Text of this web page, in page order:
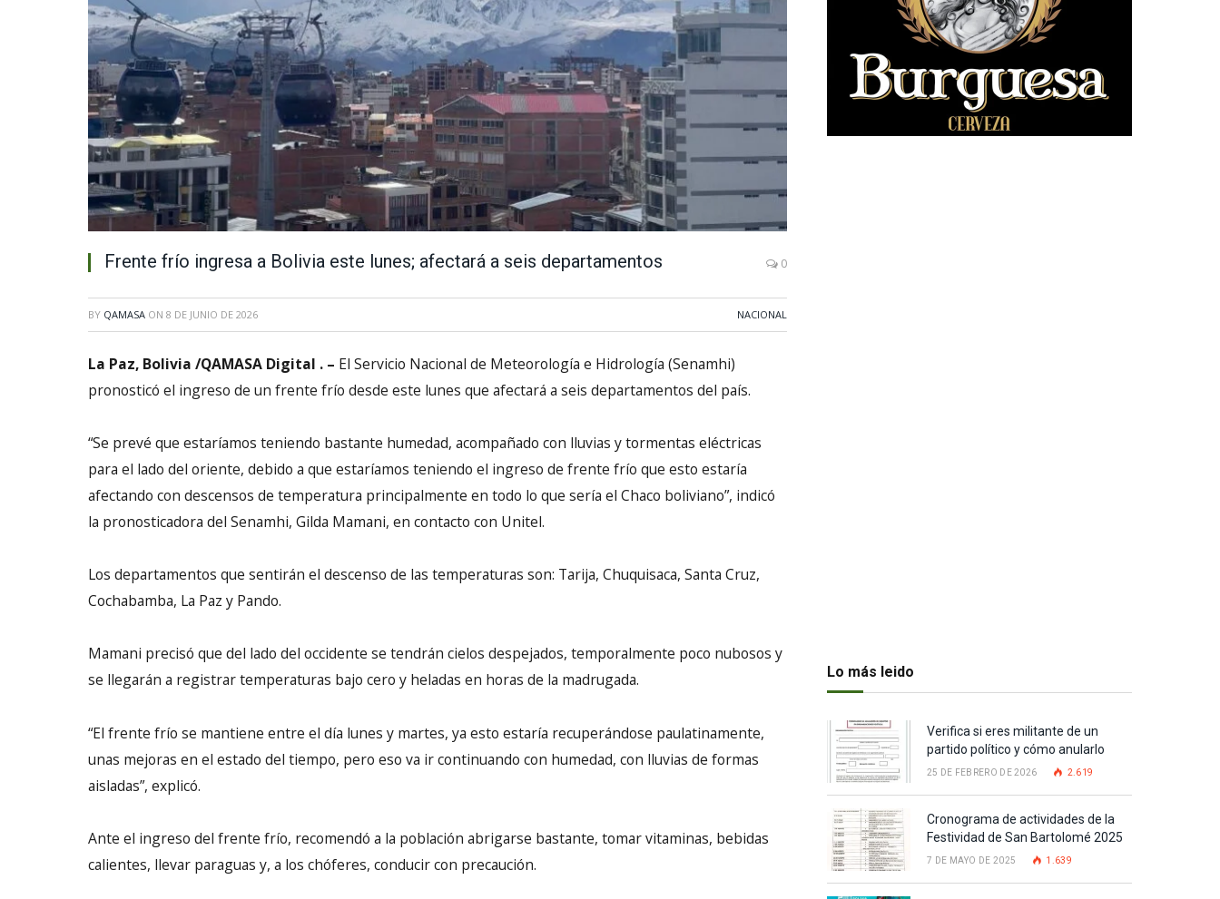
Frente frío ingresa a Bolivia este lunes; afectará a seis departamentos 0
BY QAMASA ON 8 DE JUNIO DE 2026 NACIONAL
La Paz, Bolivia /QAMASA Digital . – El Servicio Nacional de Meteorología e Hidrología (Senamhi)
pronosticó el ingreso de un frente frío desde este lunes que afectará a seis departamentos del país.
“Se prevé que estaríamos teniendo bastante humedad, acompañado con lluvias y tormentas eléctricas
para el lado del oriente, debido a que estaríamos teniendo el ingreso de frente frío que esto estaría
afectando con descensos de temperatura principalmente en todo lo que sería el Chaco boliviano”, indicó
la pronosticadora del Senamhi, Gilda Mamani, en contacto con Unitel.
Los departamentos que sentirán el descenso de las temperaturas son: Tarija, Chuquisaca, Santa Cruz,
Cochabamba, La Paz y Pando.
Mamani precisó que del lado del occidente se tendrán cielos despejados, temporalmente poco nubosos y
se llegarán a registrar temperaturas bajo cero y heladas en horas de la madrugada.
“El frente frío se mantiene entre el día lunes y martes, ya esto estaría recuperándose paulatinamente,
unas mejoras en el estado del tiempo, pero eso va ir continuando con humedad, con lluvias de formas
aisladas”, explicó.
Ante el ingreso del frente frío, recomendó a la población abrigarse bastante, tomar vitaminas, bebidas
calientes, llevar paraguas y, a los chóferes, conducir con precaución.
Lo más leido
Verifica si eres militante de un
partido político y cómo anularlo
25 DE FEBRERO DE 2026 2.619
Cronograma de actividades de la
Festividad de San Bartolomé 2025
7 DE MAYO DE 2025 1.639